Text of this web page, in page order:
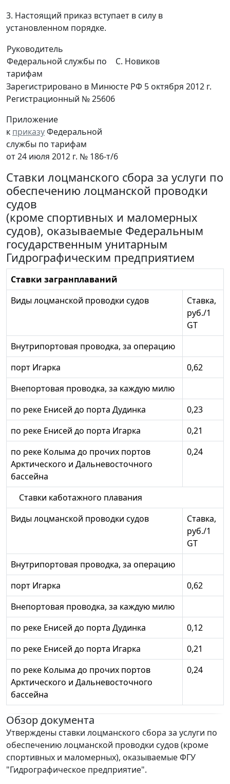
3. Настоящий приказ вступает в силу в
установленном порядке.
Руководитель
Федеральной службы по
тарифам
С. Новиков
Зарегистрировано в Минюсте РФ 5 октября 2012 г.
Регистрационный № 25606
Приложение
к приказуФедеральной
службы по тарифам
от 24 июля 2012 г. № 186-т/6
Ставки лоцманского сбора за услуги по
обеспечению лоцманской проводки
судов
(кроме спортивных и маломерных
судов), оказываемые Федеральным
государственным унитарным
Гидрографическим предприятием
Ставки загранплаваний
Виды лоцманской проводки судов
Ставка,
руб./1
GT
Внутрипортовая проводка, за операцию
порт Игарка
0,62
Внепортовая проводка, за каждую милю
по реке Енисей до порта Дудинка
0,23
по реке Енисей до порта Игарка
0,21
по реке Колыма до прочих портов
Арктического и Дальневосточного
бассейна
0,24
Ставки каботажного плавания
Виды лоцманской проводки судов
Ставка,
руб./1
GT
Внутрипортовая проводка, за операцию
порт Игарка
0,62
Внепортовая проводка, за каждую милю
по реке Енисей до порта Дудинка
0,12
по реке Енисей до порта Игарка
0,21
по реке Колыма до прочих портов
Арктического и Дальневосточного
бассейна
0,24
Обзор документа
Утверждены ставки лоцманского сбора за услуги по
обеспечению лоцманской проводки судов (кроме
спортивных и маломерных), оказываемые ФГУ
"Гидрографическое предприятие".